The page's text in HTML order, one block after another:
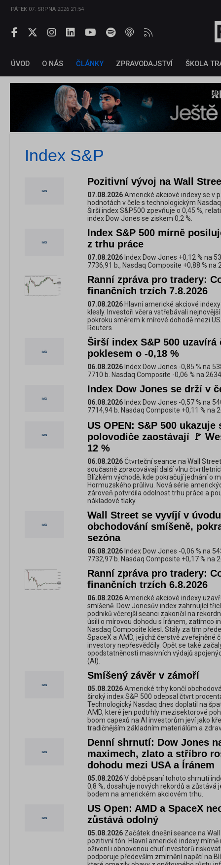
PÁTEK 07. SRPNA 2026 21:54
ÚVOD O NÁS ČLÁNKY ZPRAVODAJSTVÍ ŠKOLA
Index S&P
Pozitivní vývoj na Wall
07.08.2026Americké akciové indexy se v
hodnotách v čele s technologickým
Širší index S&P500 zpevňuje o 0,45 %,
index Dow Jones se ziskem 0,2 %.
Index S&P 500 mírně
z trhu práce
07.08.2026 Index Dow Jones +0,12 % na
7736,91 b., Nasdaq Composite +0,88 % na
Ranní zpráva pro tradery:
finančních trzích 7.8.2026
07.08.2026 Hlavní americké akciové
klesly. Investoři včera vstřebávali
pokroku směrem k mírové dohodě mezi
Reuters.
Širší index S&P 500
poklesem o -0,18 %
06.08.2026 Index Dow Jones -0,85 % na
7710 b. Nasdaq Composite -0,06 % na
Index Dow Jones se drží v
06.08.2026 Index Dow Jones -0,57 % na
7714,94 b. Nasdaq Composite +0,11 % na
US OPEN: S&P 500
polovodiče zaostávají 🚩
12 %
06.08.2026Čtvrteční seance na Wall
současně zpracovávají další vlnu
Blízkém východě, kde pokračují jednání o
Hormuzského průlivu. Nová série
zároveň potvrdila odolnost trhu práce a
nákladové tlaky.
Wall Street se vyvíjí v
obchodování smíšeně,
sezóna
06.08.2026 Index Dow Jones -0,06 % na
7732,97 b. Nasdaq Composite +0,17 % na
Ranní zpráva pro tradery:
finančních trzích 6.8.2026
06.08.2026Americké akciové indexy
smíšeně. Dow Jonesův index zahrnující
podniků včerejší seanci zakončil na
úsilí o mírovou dohodu s Íránem, zatímco
Nasdaq Composite klesl. Stály za tím
SpaceX a AMD, jejichž čerstvě zveřejněné
investory nepřesvědčily. Opět se také
opodstatněnosti masivních výdajů
(AI).
Smíšený závěr v zámoří
05.08.2026Americké trhy končí
široký index S&P 500 odepsal čtvrt
Technologický Nasdaq dnes doplatil na
AMD, které jen podtrhly mezisektorové
boom capexů na AI investorům jeví jako
tradičnějším základním materiálům a
Denní shrnutí: Dow Jones
maximech, zlato a stříbro
dohodu mezi USA a Íránem
05.08.2026V době psaní tohoto shrnutí
0,8 %, dosahuje nových rekordů a
bodem na americkém akciovém trhu.
US Open: AMD a SpaceX
zůstává odolný
05.08.2026 Začátek dnešní seance na
pozitivní tón. Hlavní americké indexy
oživení i obnovenou chuť investorů
podporuje především zmírnění napětí na